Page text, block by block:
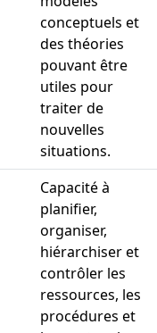
conceptuels et
des théories
pouvant être
utiles pour
traiter de
nouvelles
situations.
Capacité à
planifier,
organiser,
hiérarchiser et
contrôler les
ressources, les
procédures et